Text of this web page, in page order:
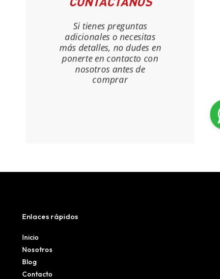
Si tienes preguntas
adicionales o necesitas
más detalles, no dudes en
ponerte en contacto con
nosotros antes de
comprar
Enlaces rápidos
Inicio
Nosotros
Blog
Contacto